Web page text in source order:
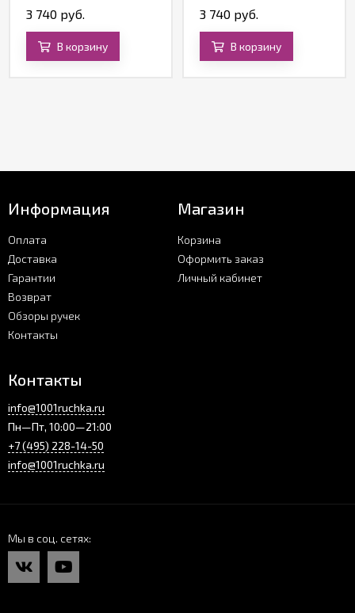
вставка из акрила
3 740 руб.
В корзину
фиолетовая вставка из
акрила
3 740 руб.
В корзину
Информация
Оплата
Доставка
Гарантии
Возврат
Обзоры ручек
Контакты
Магазин
Корзина
Оформить заказ
Личный кабинет
Контакты
info@1001ruchka.ru
Пн—Пт, 10:00—21:00
+7 (495) 228-14-50
info@1001ruchka.ru
Мы в соц. сетях